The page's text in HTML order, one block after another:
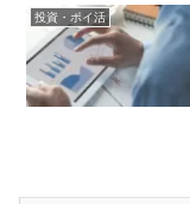
投資・ポイ活